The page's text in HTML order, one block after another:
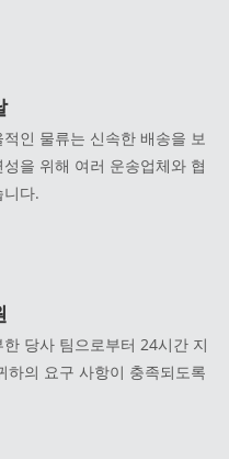
인 물류는 신속한 배송을 보
을 위해 여러 운송업체와 협
니다.
당사 팀으로부터 24시간 지
하의 요구 사항이 충족되도록